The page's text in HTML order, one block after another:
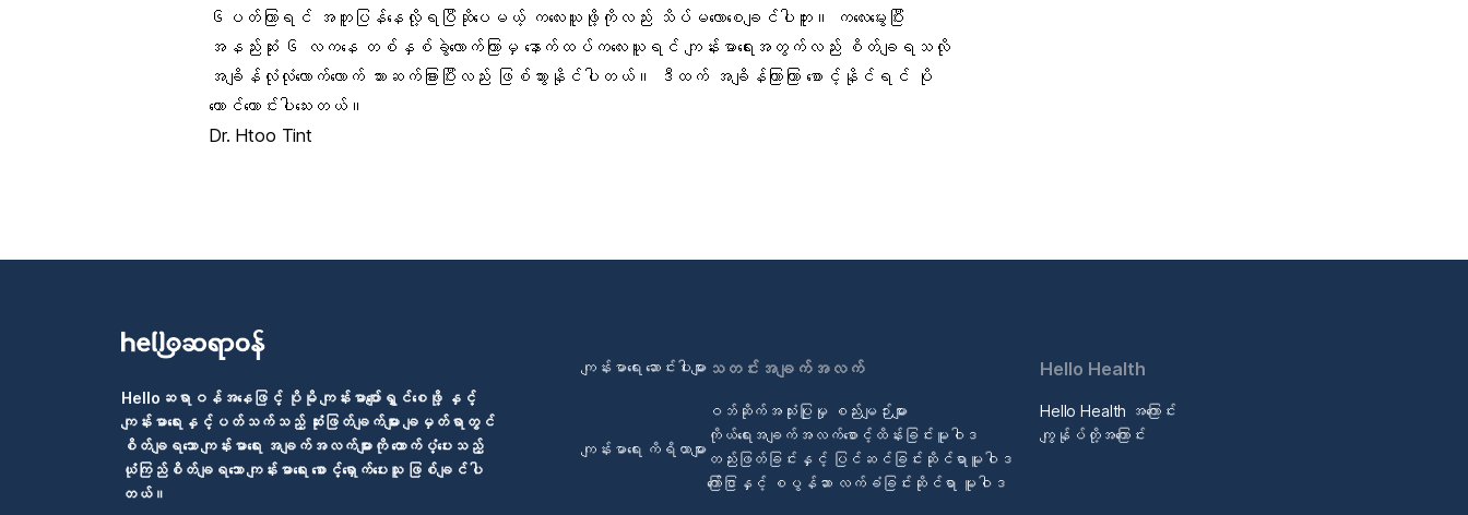
၆ပတ်ကြာရင် အတူပြန်နေလို့ရပြီဆိုပေမယ့် ကလေးယူဖို့ကိုလည်း သိပ်မလောစေချင်ပါဘူး။ ကလေးမွေးပြီး
အနည်းဆုံး ၆ လကနေ တစ်နှစ်ခွဲလောက်ကြာမှ နောက်ထပ်ကလေးယူရင် ကျန်းမာရေးအတွက်လည်း စိတ်ချရသလို
အချိန်လုံလုံလောက်လောက် သားဆက်ခြားပြီးလည်း ဖြစ်သွားနိုင်ပါတယ်။ ဒီထက် အချိန်ကြာကြာ စောင့်နိုင်ရင် ပို
တောင်ကောင်းပါသေးတယ်။
Dr. Htoo Tint
Helloဆရာဝန်အနေဖြင့် ပိုမို ကျန်းမာပျော်ရွှင်စေဖို့ နှင့်
ကျန်းမာရေးနှင့်ပတ်သက်သည့် ဆုံးဖြတ်ချက်များ ချမှတ်ရာတွင်
စိတ်ချရသော ကျန်းမာရေး အချက်အလက်များကို ထောက်ပံ့ပေးသည့်
ယုံကြည်စိတ်ချရသော ကျန်းမာရေး စောင့်ရှောက်ပေးသူ ဖြစ်ချင်ပါ
တယ်။
ကျန်းမာရေး ဆောင်းပါးများ
ကျန်းမာရေး ကိရိယာများ
သတင်းအချက်အလက်
ဝဘ်ဆိုက်အသုံးပြုမှု စည်းမျဉ်းများ
ကိုယ်ရေးအချက်အလက်စောင့်ထိန်းခြင်းမူဝါဒ
တည်းဖြတ်ခြင်းနှင့် ပြင်ဆင်ခြင်းဆိုင်ရာမူဝါဒ
ကြော်ငြာနှင့် စပွန်ဆာ လက်ခံခြင်းဆိုင်ရာ မူဝါဒ
Hello Health
Hello Health အကြောင်း
ကျွန်ုပ်တို့အကြောင်း